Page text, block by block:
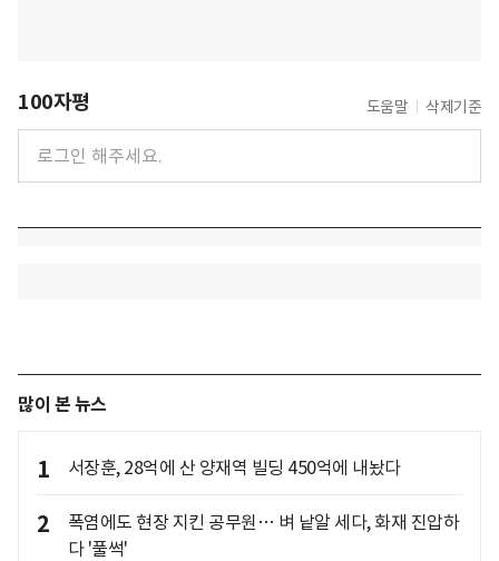
100자평 도움말 삭제기준
많이 본 뉴스
1 서장훈, 28억에 산 양재역 빌딩 450억에 내놨다
2
폭염에도 현장 지킨 공무원… 벼 낱알 세다, 화재 진압하
다 '풀썩'